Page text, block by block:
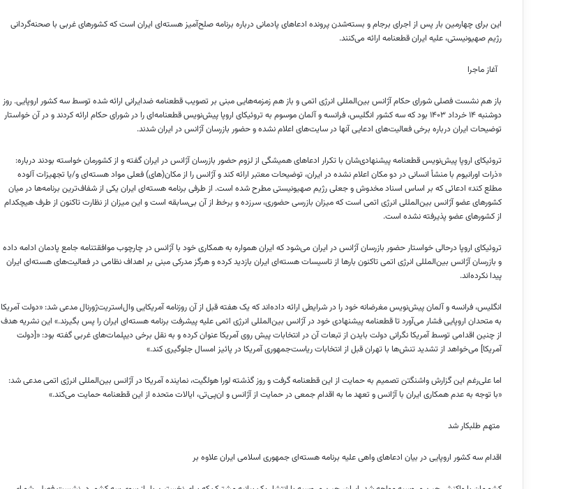
این برای چهارمین بار پس از اجرای برجام و بسته‌شدن پرونده ادعاهای پادمانی درباره برنامه صلح‌آمیز هسته‌ای ایران است که کشورهای غربی با صحنه‌گردانی
رژیم صهیونیستی، علیه ایران قطعنامه ارائه می‌کنند.
آغاز ماجرا
باز هم نشست فصلی شورای حکام آژانس بین‌المللی انرژی اتمی و باز هم زمزمه‌هایی مبنی بر تصویب قطعنامه ضدایرانی ارائه شده توسط سه کشور اروپایی. روز
دوشنبه ۱۴ خرداد ۱۴۰۳ بود که سه کشور انگلیس، فرانسه و آلمان موسوم به تروئیکای اروپا پیش‌نویس قطعنامه‌ای را در شورای حکام ارائه کردند و در آن خواستار
توضیحات ایران درباره برخی فعالیت‌های ادعایی آنها در سایت‌های اعلام نشده و حضور بازرسان آژانس در ایران شدند.
تروئیکای اروپا پیش‌نویس قطعنامه پیشنهادی‌شان با تکرار ادعاهای همیشگی از لزوم حضور بازرسان آژانس در ایران گفته و از کشورمان خواسته بودند درباره:
«ذرات اورانیوم با منشأ انسانی در دو مکان اعلام نشده در ایران، توضیحات معتبر ارائه کند و آژانس را از مکان(های) فعلی مواد هسته‌ای و/یا تجهیزات آلوده
مطلع کند» ادعائی که بر اساس اسناد مخدوش و جعلی رژیم صهیونیستی مطرح شده است. از طرفی برنامه هسته‌ای ایران یکی از شفاف‌ترین برنامه‌ها در میان
کشورهای عضو آژانس بین‌المللی انرژی اتمی است که میزان بازرسی حضوری، سرزده و برخط از آن بی‌سابقه است و این میزان از نظارت تاکنون از طرف هیچکدام
از کشورهای عضو پذیرفته نشده است.
تروئیکای اروپا درحالی خواستار حضور بازرسان آژانس در ایران می‌شود که ایران همواره به همکاری خود با آژانس در چارچوب موافقتنامه جامع پادمان ادامه داده
و بازرسان آژانس بین‌المللی انرژی اتمی تاکنون بارها از تاسیسات هسته‌ای ایران بازدید کرده و هرگز مدرکی مبنی بر اهداف نظامی در فعالیت‌های هسته‌ای ایران
پیدا نکرده‌اند.
انگلیس، فرانسه و آلمان پیش‌نویس مغرضانه خود را در شرایطی ارائه داده‌اند که یک هفته قبل از آن روزنامه آمریکایی وال‌استریت‌ژورنال مدعی شد: «دولت آمریکا
به متحدان اروپایی فشار می‌آورد تا قطعنامه پیشنهادی خود در آژانس بین‌المللی انرژی اتمی علیه پیشرفت برنامه هسته‌ای ایران را پس بگیرند.» این نشریه هدف
از چنین اقدامی توسط آمریکا نگرانی دولت بایدن از تبعات آن در انتخابات پیش روی آمریکا عنوان کرده و به نقل برخی دیپلمات‌های غربی گفته بود: «[دولت
آمریکا] می‌خواهد از تشدید تنش‌ها با تهران قبل از انتخابات ریاست‌جمهوری آمریکا در پائیز امسال جلوگیری کند.»
اما علی‌رغم این گزارش واشنگتن تصمیم به حمایت از این قطعنامه گرفت و روز گذشته لورا هولگیت، نماینده آمریکا در آژانس بین‌المللی انرژی اتمی مدعی شد:
«با توجه به عدم همکاری ایران با آژانس و تعهد ما به اقدام جمعی در حمایت از آژانس و ان‌پی‌تی، ایالات متحده از این قطعنامه حمایت می‌کند.»
متهم طلبکار شد
اقدام سه کشور اروپایی در بیان ادعاهای واهی علیه برنامه هسته‌ای جمهوری اسلامی ایران علاوه ‌بر